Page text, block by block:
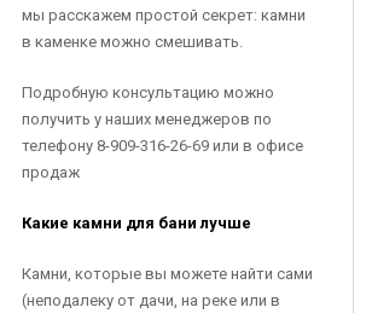
мы расскажем простой секрет: камни
в каменке можно смешивать.
Подробную консультацию можно
получить у наших менеджеров по
телефону 8-909-316-26-69 или в офисе
продаж
Какие камни для бани лучше
Камни, которые вы можете найти сами
(неподалеку от дачи, на реке или в